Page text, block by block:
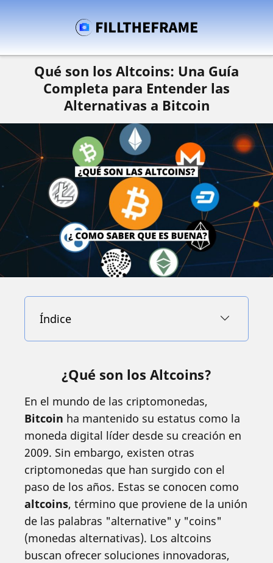
Qué son los Altcoins: Una Guía
Completa para Entender las
Alternativas a Bitcoin
Índice
¿Qué son los Altcoins?
En el mundo de las criptomonedas,
Bitcoin ha mantenido su estatus como la
moneda digital líder desde su creación en
2009. Sin embargo, existen otras
criptomonedas que han surgido con el
paso de los años. Estas se conocen como
altcoins, término que proviene de la unión
de las palabras "alternative" y "coins"
(monedas alternativas). Los altcoins
buscan ofrecer soluciones innovadoras,